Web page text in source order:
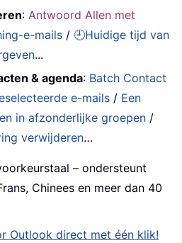
:Antwoord Allen met
e-mails / 🕘Huidige tijd van
...
& agenda: Batch Contact
e-mails / Een
in afzonderlijke groepen /
verwijderen…
– ondersteunt
Chinees en meer dan 40
Outlook direct met één klik!